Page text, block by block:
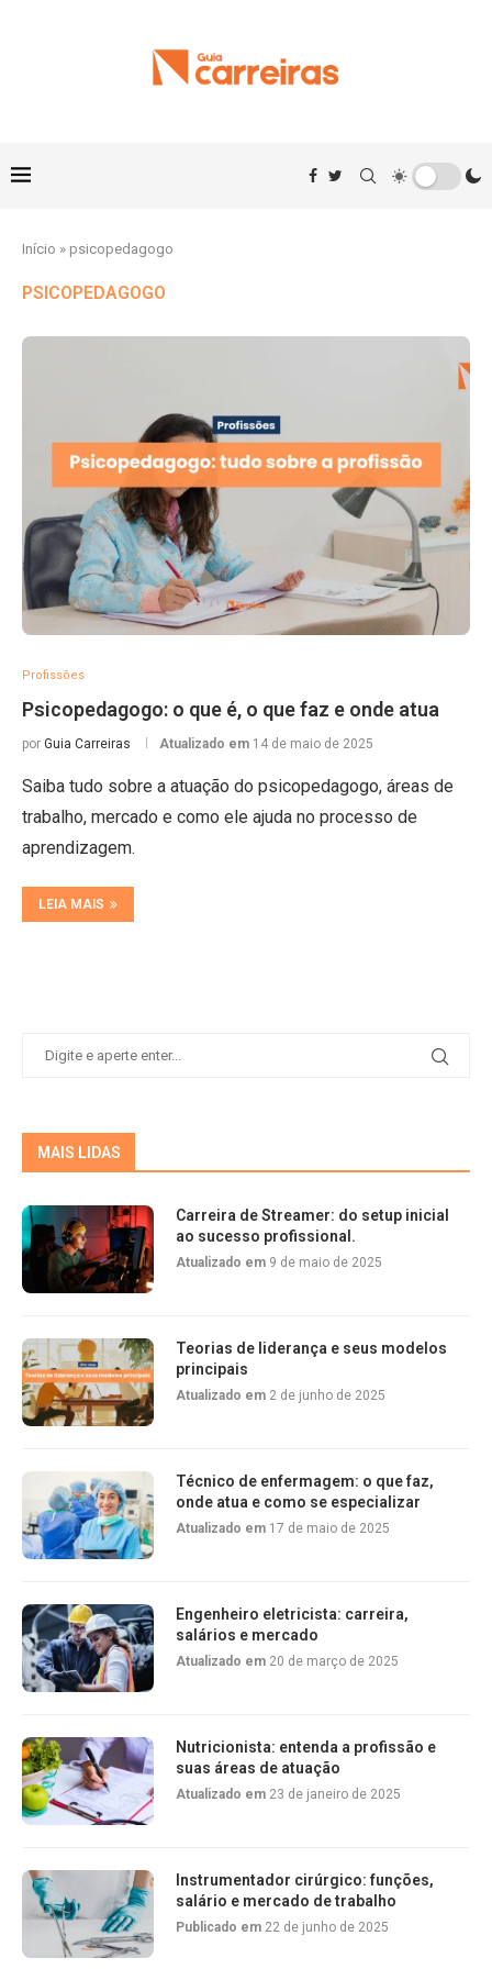
Início » psicopedagogo
PSICOPEDAGOGO
Profissões
Psicopedagogo: o que é, o que faz e onde atua
por Guia Carreiras Atualizado em 14 de maio de 2025
Saiba tudo sobre a atuação do psicopedagogo, áreas de
trabalho, mercado e como ele ajuda no processo de
aprendizagem.
LEIA MAIS
MAIS LIDAS
Carreira de Streamer: do setup inicial
ao sucesso profissional.
Atualizado em 9 de maio de 2025
Teorias de liderança e seus modelos
principais
Atualizado em 2 de junho de 2025
Técnico de enfermagem: o que faz,
onde atua e como se especializar
Atualizado em 17 de maio de 2025
Engenheiro eletricista: carreira,
salários e mercado
Atualizado em 20 de março de 2025
Nutricionista: entenda a profissão e
suas áreas de atuação
Atualizado em 23 de janeiro de 2025
Instrumentador cirúrgico: funções,
salário e mercado de trabalho
Publicado em 22 de junho de 2025